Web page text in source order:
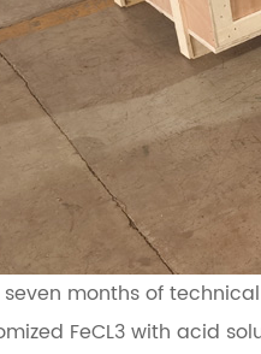
months of
FeCL3 with acid